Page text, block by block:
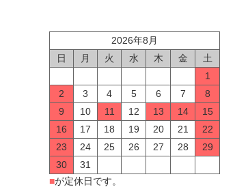
2026年8月
日
月 火 水 木 金
土
1
2
3 4 5 6 7
8
9
10 11 12 13 14
15
16
17 18 19 20 21
22
23
24 25 26 27 28
29
30
31
■が定休日です。